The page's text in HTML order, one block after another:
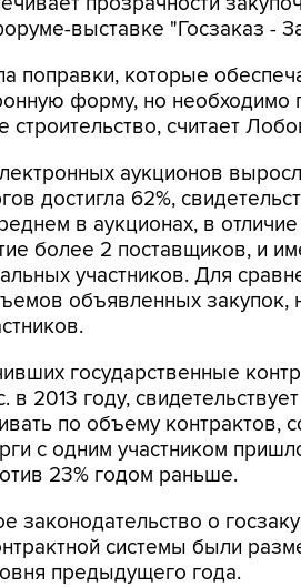
выставке "Госзаказ -
поправки, которые
форму, но необходимо
считает
аукционов
достигла 62%,
в аукционах, в
более 2 поставщиков, и
участников. Для
объявленных закупок,
государственные
2013 году,
по объему контрактов,
с одним участником
23% годом раньше.
законодательство о
системы были
предыдущего года.